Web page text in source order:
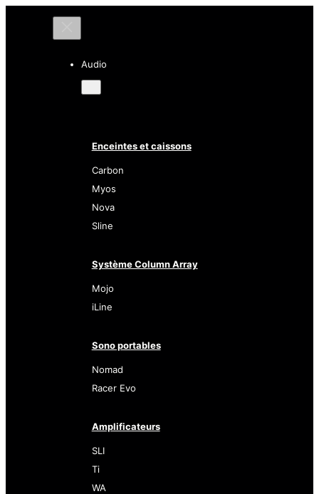
Audio
Enceintes et caissons
Carbon
Myos
Nova
Sline
Système Column Array
Mojo
iLine
Sono portables
Nomad
Racer Evo
Amplificateurs
SLI
Ti
WA